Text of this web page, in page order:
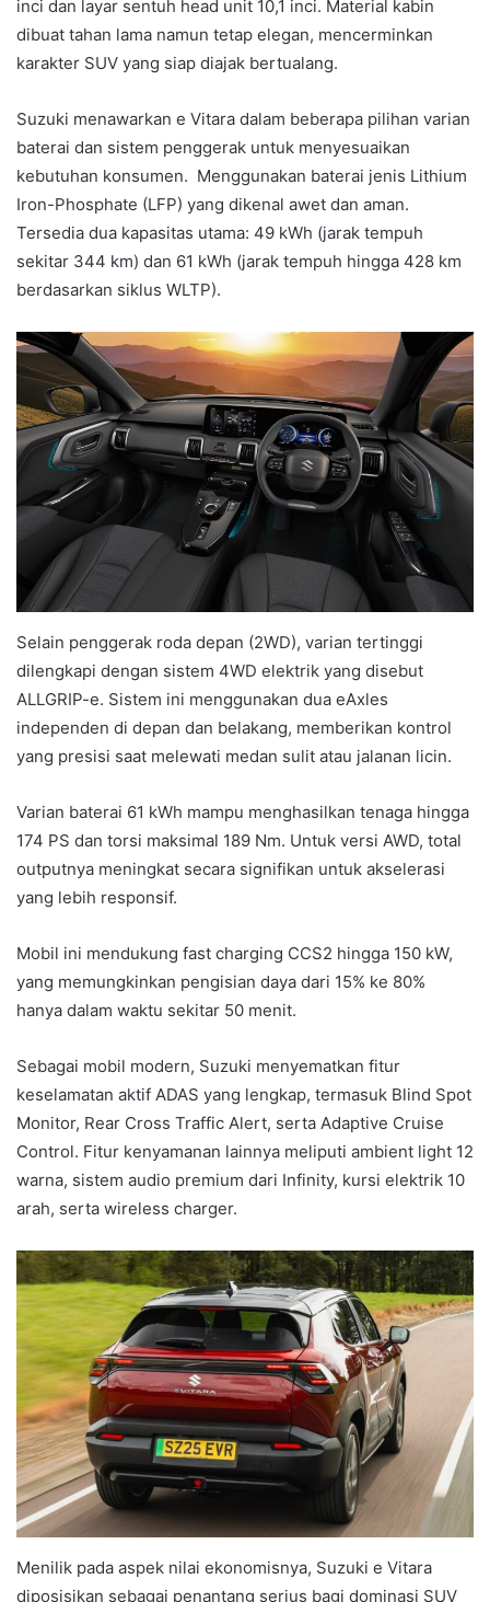
inci dan layar sentuh head unit 10,1 inci. Material kabin
dibuat tahan lama namun tetap elegan, mencerminkan
karakter SUV yang siap diajak bertualang.
Suzuki menawarkan e Vitara dalam beberapa pilihan varian
baterai dan sistem penggerak untuk menyesuaikan
kebutuhan konsumen. Menggunakan baterai jenis Lithium
Iron-Phosphate (LFP) yang dikenal awet dan aman.
Tersedia dua kapasitas utama: 49 kWh (jarak tempuh
sekitar 344 km) dan 61 kWh (jarak tempuh hingga 428 km
berdasarkan siklus WLTP).
Selain penggerak roda depan (2WD), varian tertinggi
dilengkapi dengan sistem 4WD elektrik yang disebut
ALLGRIP-e. Sistem ini menggunakan dua eAxles
independen di depan dan belakang, memberikan kontrol
yang presisi saat melewati medan sulit atau jalanan licin.
Varian baterai 61 kWh mampu menghasilkan tenaga hingga
174 PS dan torsi maksimal 189 Nm. Untuk versi AWD, total
outputnya meningkat secara signifikan untuk akselerasi
yang lebih responsif.
Mobil ini mendukung fast charging CCS2 hingga 150 kW,
yang memungkinkan pengisian daya dari 15% ke 80%
hanya dalam waktu sekitar 50 menit.
Sebagai mobil modern, Suzuki menyematkan fitur
keselamatan aktif ADAS yang lengkap, termasuk Blind Spot
Monitor, Rear Cross Traffic Alert, serta Adaptive Cruise
Control. Fitur kenyamanan lainnya meliputi ambient light 12
warna, sistem audio premium dari Infinity, kursi elektrik 10
arah, serta wireless charger.
Menilik pada aspek nilai ekonomisnya, Suzuki e Vitara
diposisikan sebagai penantang serius bagi dominasi SUV